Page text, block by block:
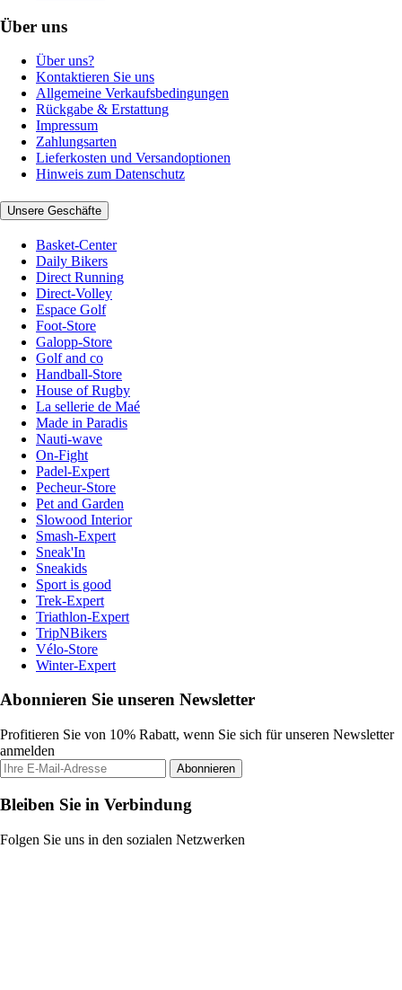
Über uns
Über uns?
Kontaktieren Sie uns
Allgemeine Verkaufsbedingungen
Rückgabe & Erstattung
Impressum
Zahlungsarten
Lieferkosten und Versandoptionen
Hinweis zum Datenschutz
Unsere Geschäfte
Basket-Center
Daily Bikers
Direct Running
Direct-Volley
Espace Golf
Foot-Store
Galopp-Store
Golf and co
Handball-Store
House of Rugby
La sellerie de Maé
Made in Paradis
Nauti-wave
On-Fight
Padel-Expert
Pecheur-Store
Pet and Garden
Slowood Interior
Smash-Expert
Sneak'In
Sneakids
Sport is good
Trek-Expert
Triathlon-Expert
TripNBikers
Vélo-Store
Winter-Expert
Abonnieren Sie unseren Newsletter
Profitieren Sie von 10% Rabatt, wenn Sie sich für unseren Newsletter
anmelden
Abonnieren
Bleiben Sie in Verbindung
Folgen Sie uns in den sozialen Netzwerken